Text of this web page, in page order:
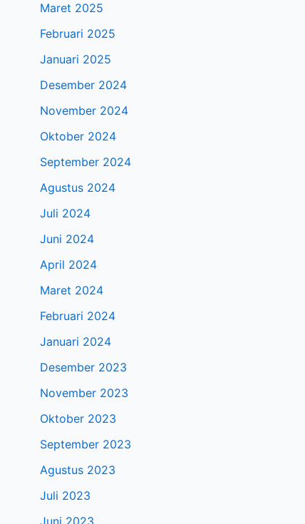
Maret 2025
Februari 2025
Januari 2025
Desember 2024
November 2024
Oktober 2024
September 2024
Agustus 2024
Juli 2024
Juni 2024
April 2024
Maret 2024
Februari 2024
Januari 2024
Desember 2023
November 2023
Oktober 2023
September 2023
Agustus 2023
Juli 2023
Juni 2023